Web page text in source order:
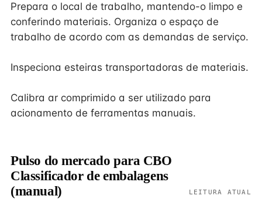
Prepara o local de trabalho, mantendo-o limpo e
conferindo materiais. Organiza o espaço de
trabalho de acordo com as demandas de serviço.
Inspeciona esteiras transportadoras de materiais.
Calibra ar comprimido a ser utilizado para
acionamento de ferramentas manuais.
Pulso do mercado para CBO
Classificador de embalagens
(manual)
LEITURA ATUAL